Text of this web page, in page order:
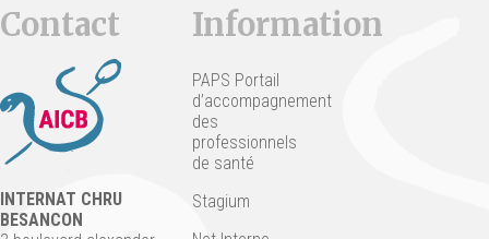
Contact
INTERNAT CHRU
BESANCON
Information
PAPS Portail
d’accompagnement
des
professionnels
de santé
Stagium